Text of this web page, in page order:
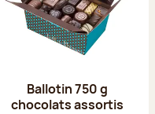
Ballotin 750 g
chocolats assortis